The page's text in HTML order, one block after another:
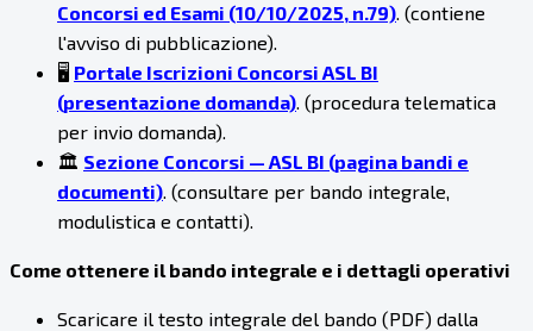
Concorsi ed Esami (10/10/2025, n.79). (contiene
l'avviso di pubblicazione).
🖥️ Portale Iscrizioni Concorsi ASL BI
(presentazione domanda). (procedura telematica
per invio domanda).
🏛️ Sezione Concorsi — ASL BI (pagina bandi e
documenti). (consultare per bando integrale,
modulistica e contatti).
Come ottenere il bando integrale e i dettagli operativi
Scaricare il testo integrale del bando (PDF) dalla